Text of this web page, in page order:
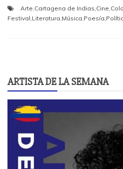
Arte Cartagena de Indias Cine
Festival Literatura Música Poesía
ARTISTA DE LA SEMANA